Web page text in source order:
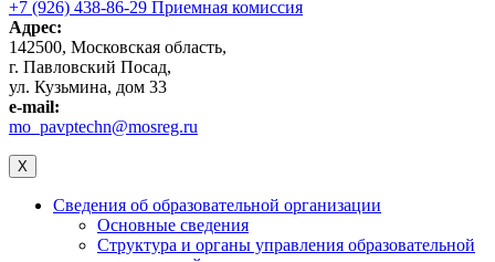
+7 (926) 438-86-29 Приемная комиссия
Адрес:
142500, Московская область,
г. Павловский Посад,
ул. Кузьмина, дом 33
e-mail:
mo_pavptechn@mosreg.ru
X
Сведения об образовательной организации
Основные сведения
Структура и органы управления образовательной